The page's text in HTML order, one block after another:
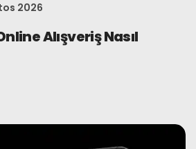
2026
Alışveriş Nasıl